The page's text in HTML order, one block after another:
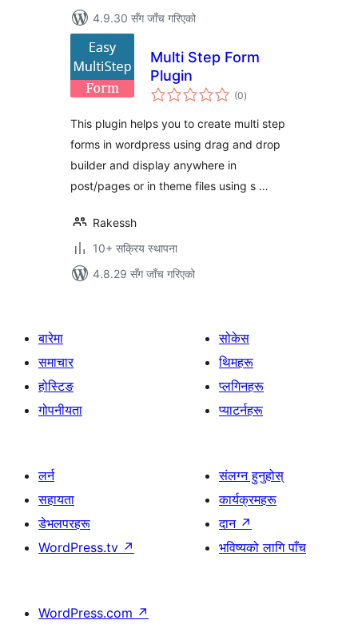
4.9.30 सँग जाँच गरिएको
Multi Step Form
Plugin
(0कुल
रेटिङ्गहरू
)
This plugin helps you to create multi step
forms in wordpress using drag and drop
builder and display anywhere in
post/pages or in theme files using s …
Rakessh
10+ सक्रिय स्थापना
4.8.29 सँग जाँच गरिएको
बारेमा
समाचार
होस्टिङ
गोपनीयता
सोकेस
थिमहरू
प्लगिनहरू
प्याटर्नहरू
लर्न
सहायता
डेभलपरहरू
WordPress.tv ↗
संलग्न हुनुहोस्
कार्यक्रमहरू
दान ↗
भविष्यको लागि पाँच
WordPress.com ↗